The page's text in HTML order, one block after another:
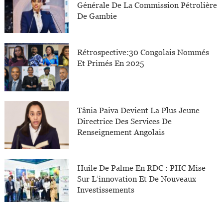
Générale De La Commission Pétrolière
De Gambie
Rétrospective:30 Congolais Nommés
Et Primés En 2025
Tânia Paiva Devient La Plus Jeune
Directrice Des Services De
Renseignement Angolais
Huile De Palme En RDC : PHC Mise
Sur L’innovation Et De Nouveaux
Investissements